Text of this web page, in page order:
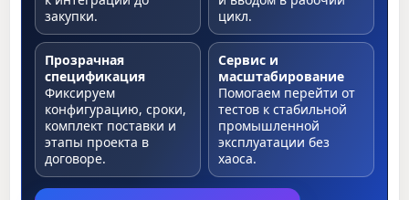
закупки.
цикл.
Прозрачная
спецификация
Фиксируем
конфигурацию, сроки,
комплект поставки и
этапы проекта в
договоре.
Сервис и
масштабирование
Помогаем перейти от
тестов к стабильной
промышленной
эксплуатации без
хаоса.